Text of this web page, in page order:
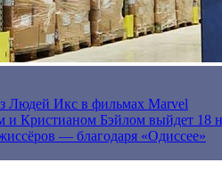
Людей Икс в фильмах Marvel
Кристианом Бэйлом выйдет 18
— благодаря «Одиссее»